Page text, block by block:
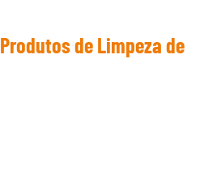
Produtos de Limpeza de